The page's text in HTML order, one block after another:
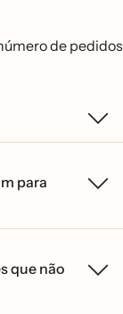
de pedidos
para
que não